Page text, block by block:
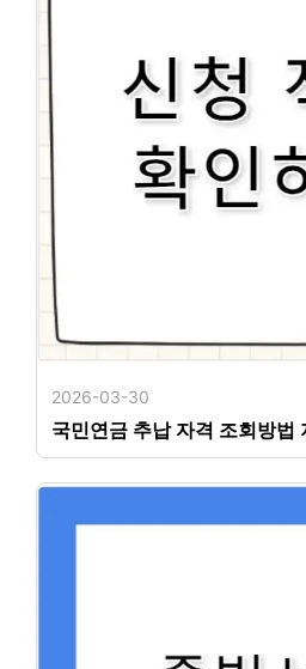
2026-03-30
국민연금 추납 자격 조회방법